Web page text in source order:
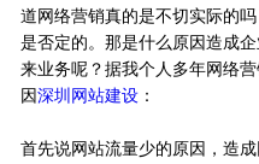
道网络营销真的是不切实际的
是否定的。那是什么原因造成
来业务呢？据我个人多年网络
因 深圳网站建设：
首先说网站流量少的原因，造